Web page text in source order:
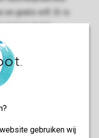
gebruiken wij
en gratis wifi. Er is
bij het chalet.